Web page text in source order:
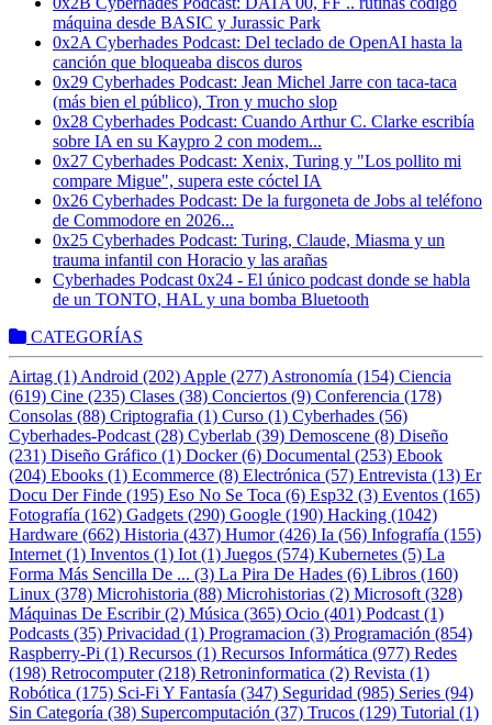
máquina desde BASIC y Jurassic Park
0x2A Cyberhades Podcast: Del teclado de OpenAI hasta la
canción que bloqueaba discos duros
0x29 Cyberhades Podcast: Jean Michel Jarre con taca-taca
(más bien el público), Tron y mucho slop
0x28 Cyberhades Podcast: Cuando Arthur C. Clarke escribía
sobre IA en su Kaypro 2 con modem...
0x27 Cyberhades Podcast: Xenix, Turing y "Los pollito mi
compare Migue", supera este cóctel IA
0x26 Cyberhades Podcast: De la furgoneta de Jobs al teléfono
de Commodore en 2026...
0x25 Cyberhades Podcast: Turing, Claude, Miasma y un
trauma infantil con Horacio y las arañas
Cyberhades Podcast 0x24 - El único podcast donde se habla
de un TONTO, HAL y una bomba Bluetooth
CATEGORÍAS
Airtag (1) Android (202) Apple (277) Astronomía (154) Ciencia
(619) Cine (235) Clases (38) Conciertos (9) Conferencia (178)
Consolas (88) Criptografia (1) Curso (1) Cyberhades (56)
Cyberhades-Podcast (28) Cyberlab (39) Demoscene (8) Diseño
(231) Diseño Gráfico (1) Docker (6) Documental (253) Ebook
(204) Ebooks (1) Ecommerce (8) Electrónica (57) Entrevista (13) Er
Docu Der Finde (195) Eso No Se Toca (6) Esp32 (3) Eventos (165)
Fotografía (162) Gadgets (290) Google (190) Hacking (1042)
Hardware (662) Historia (437) Humor (426) Ia (56) Infografía (155)
Internet (1) Inventos (1) Iot (1) Juegos (574) Kubernetes (5) La
Forma Más Sencilla De ... (3) La Pira De Hades (6) Libros (160)
Linux (378) Microhistoria (88) Microhistorias (2) Microsoft (328)
Máquinas De Escribir (2) Música (365) Ocio (401) Podcast (1)
Podcasts (35) Privacidad (1) Programacion (3) Programación (854)
Raspberry-Pi (1) Recursos (1) Recursos Informática (977) Redes
(198) Retrocomputer (218) Retroninformatica (2) Revista (1)
Robótica (175) Sci-Fi Y Fantasía (347) Seguridad (985) Series (94)
Sin Categoría (38) Supercomputación (37) Trucos (129) Tutorial (1)